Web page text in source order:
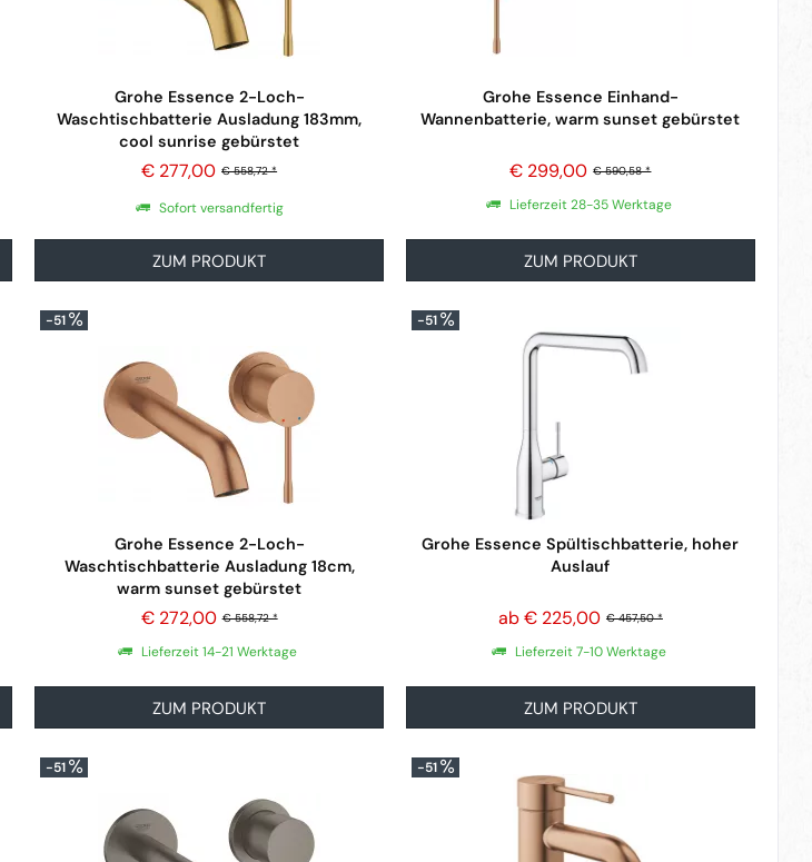
Grohe Essence 2-Loch-
Waschtischbatterie Ausladung 183mm,
cool sunrise gebürstet
€ 558,72 *
€ 277,00
Sofort versandfertig
ZUM PRODUKT
Grohe Essence Einhand-
Wannenbatterie, warm sunset gebürstet
€ 590,58 *
€ 299,00
Lieferzeit 28-35 Werktage
ZUM PRODUKT
-51
Grohe Essence 2-Loch-
Waschtischbatterie Ausladung 18cm,
warm sunset gebürstet
€ 558,72 *
€ 272,00
Lieferzeit 14-21 Werktage
ZUM PRODUKT
-51
Grohe Essence Spültischbatterie, hoher
Auslauf
€ 457,50 *
ab € 225,00
Lieferzeit 7-10 Werktage
ZUM PRODUKT
-51 -51